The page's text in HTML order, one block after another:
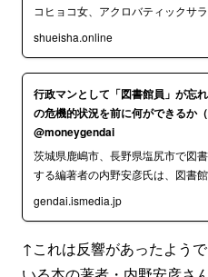
コヒョコ女、アクロバティックサ
shueisha.online
行政マンとして「図書館員」が忘
の危機的状況を前に何ができるか（
@moneygendai
茨城県鹿嶋市、長野県塩尻市で図
する編著者の内野安彦氏は、図書
gendai.ismedia.jp
↑これは反響があったよう